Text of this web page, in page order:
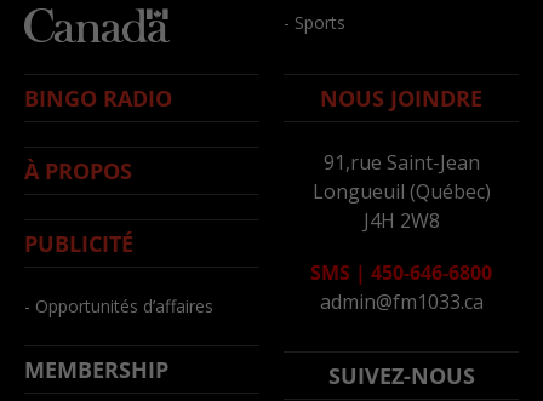
- Sports
BINGO RADIO
À PROPOS
PUBLICITÉ
- Opportunités d’affaires
MEMBERSHIP
NOUS JOINDRE
91,rue Saint-Jean
Longueuil (Québec)
J4H 2W8
SMS | 450-646-6800
admin@fm1033.ca
SUIVEZ-NOUS